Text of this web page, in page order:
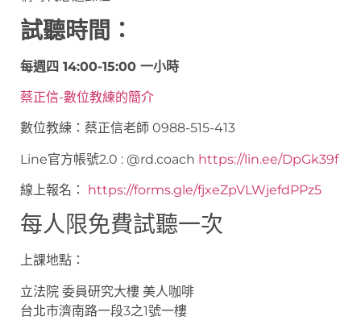
試聽時間：
每週四 14:00-15:00 一小時
蔡正信-數位教練的簡介
數位教練：蔡正信老師 0988-515-413
Line官方帳號2.0 : @rd.coach https://lin.ee/DpGk39f
線上報名： https://forms.gle/fjxeZpVLWjefdPPz5
每人限免費試聽一次
上課地點：
立法院 委員研究大樓 美人咖啡
台北市濟南路一段3之1號一樓